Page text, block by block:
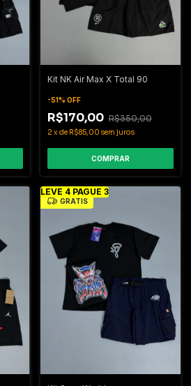
Kit NK Air Max X Total 90
-51% OFF
R$170,00 R$350,00
2 xde R$85,00 sem juros
COMPRAR
LEVE 4 PAGUE 3
GRÁTIS